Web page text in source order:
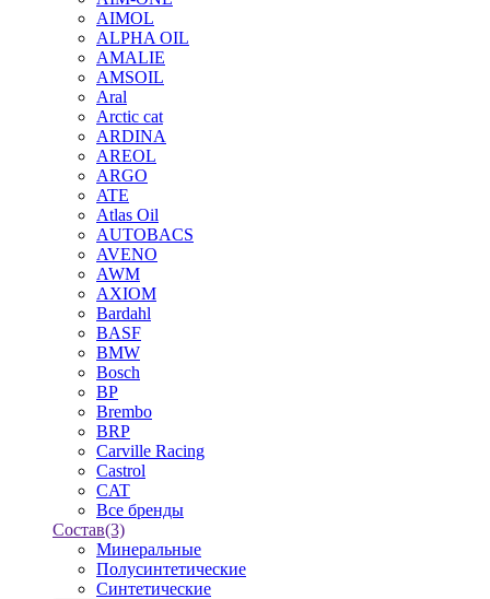
AIMOL
ALPHA OIL
AMALIE
AMSOIL
Aral
Arctic cat
ARDINA
AREOL
ARGO
ATE
Atlas Oil
AUTOBACS
AVENO
AWM
AXIOM
Bardahl
BASF
BMW
Bosch
BP
Brembo
BRP
Carville Racing
Castrol
CAT
Все бренды
Состав(3)
Минеральные
Полусинтетические
Синтетические